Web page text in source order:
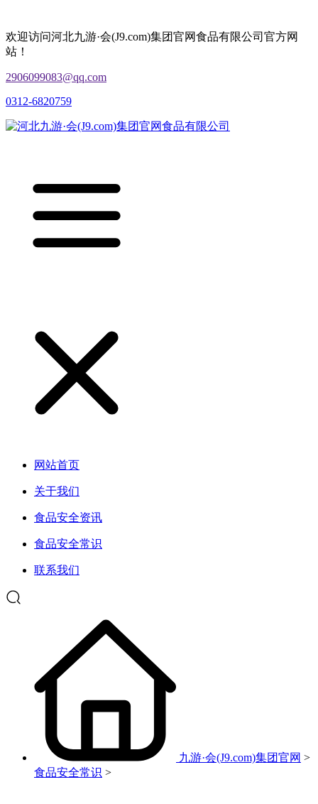
欢迎访问河北九游·会(J9.com)集团官网食品有限公司官方网
站！
2906099083@qq.com
0312-6820759
网站首页
关于我们
食品安全资讯
食品安全常识
联系我们
九游·会(J9.com)集团官网 >
食品安全常识 >